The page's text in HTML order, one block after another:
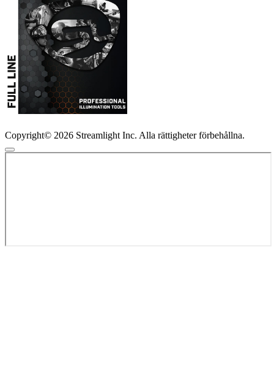
Copyright© 2026 Streamlight Inc. Alla rättigheter förbehållna.